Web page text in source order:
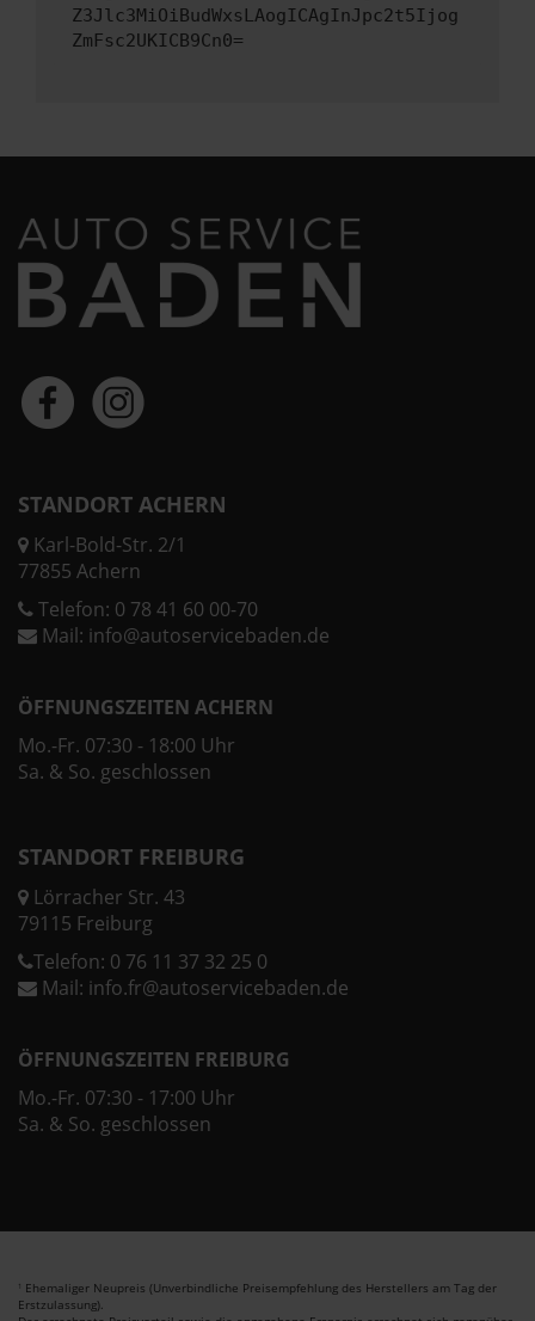
Z3Jlc3MiOiBudWxsLAogICAgInJpc2t5Ijog
ZmFsc2UKICB9Cn0=
STANDORT ACHERN
Karl-Bold-Str. 2/1
77855 Achern
Telefon: 0 78 41 60 00-70
Mail: info@autoservicebaden.de
ÖFFNUNGSZEITEN ACHERN
Mo.-Fr. 07:30 - 18:00 Uhr
Sa. & So. geschlossen
STANDORT FREIBURG
Lörracher Str. 43
79115 Freiburg
Telefon: 0 76 11 37 32 25 0
Mail: info.fr@autoservicebaden.de
ÖFFNUNGSZEITEN FREIBURG
Mo.-Fr. 07:30 - 17:00 Uhr
Sa. & So. geschlossen
1 Ehemaliger Neupreis (Unverbindliche Preisempfehlung des Herstellers am Tag der
Erstzulassung).